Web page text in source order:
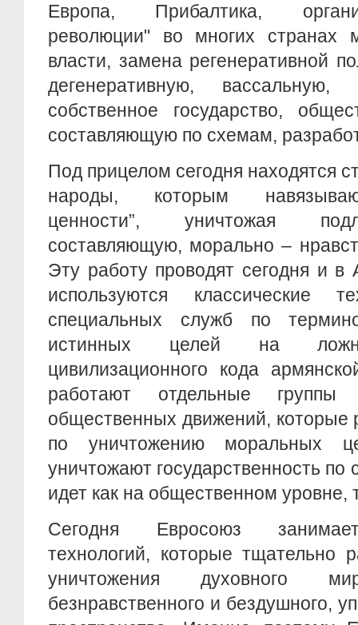
Европа, Прибалтика,
революции" во многих
власти, замена регенеративной
дегенеративную, вассальную,
собственное государство,
составляющую по схемам,
Под прицелом сегодня находятся
народы, которым
ценности”, уничтожая
составляющую, морально –
Эту работу проводят сегодня и в
используются классические
специальных служб по
истинных целей на
цивилизационного кода
работают отдельные
общественных движений, которые
по уничтожению моральных
уничтожают государственность по
идет как на общественном уровне,
Сегодня Евросоюз
технологий, которые тщательно
уничтожения духовного
безнравственного и бездушного,